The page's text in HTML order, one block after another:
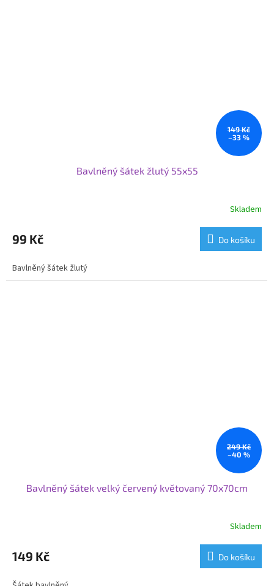
149 Kč
–33 %
Bavlněný šátek žlutý 55x55
Skladem
99 Kč Do košíku
Bavlněný šátek žlutý
249 Kč
–40 %
Bavlněný šátek velký červený květovaný 70x70cm
Skladem
149 Kč Do košíku